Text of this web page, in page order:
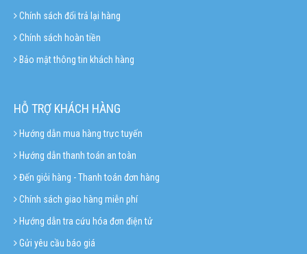
Chính sách đổi trả lại hàng
Chính sách hoàn tiền
Bảo mật thông tin khách hàng
HỖ TRỢ KHÁCH HÀNG
Hướng dẫn mua hàng trực tuyến
Hướng dẫn thanh toán an toàn
Đến giỏi hàng - Thanh toán đơn hàng
Chính sách giao hàng miễn phí
Hướng dẫn tra cứu hóa đơn điện tử
Gửi yêu cầu báo giá